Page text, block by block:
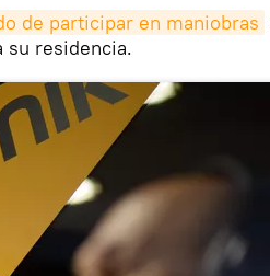
de participar en maniobras
su residencia.